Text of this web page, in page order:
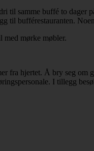
til samme buffé to dager
til bufférestauranten.
fra hjertet. Å bry seg om
I tillegg